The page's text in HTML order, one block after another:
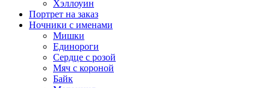
Хэллоуин
Портрет на заказ
Ночники с именами
Мишки
Единороги
Сердце с розой
Мяч с короной
Байк